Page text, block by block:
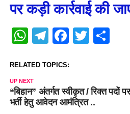
पर कड़ी कार्रवाई की
WhatsApp
Telegram
Facebook
Twitter
RELATED TOPICS:
UP NEXT
“बिहान” अंतर्गत स्वीकृत / रिक्त पदों
भर्ती हेतु आवेदन आमंत्रित ..